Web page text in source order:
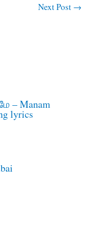
Next Post →
– Manam
lyrics